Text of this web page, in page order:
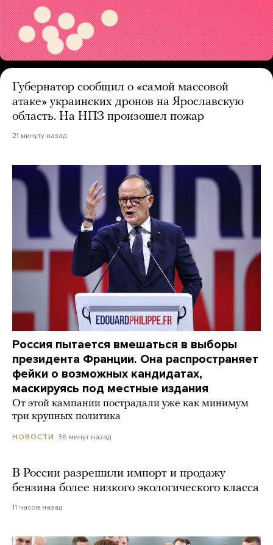
Губернатор сообщил о «самой массовой
атаке» украинских дронов на Ярославскую
область. На НПЗ произошел пожар
21 минуту назад
Россия пытается вмешаться в выборы
президента Франции. Она распространяет
фейки о возможных кандидатах,
маскируясь под местные издания
От этой кампании пострадали уже как минимум
три крупных политика
НОВОСТИ 36 минут назад
В России разрешили импорт и продажу
бензина более низкого экологического класса
11 часов назад